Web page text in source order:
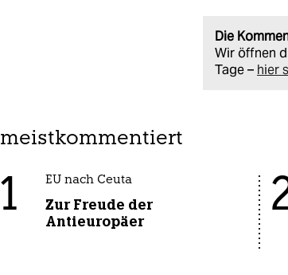
Die
Wir öffnen
Tage – hier
meistkommentiert
1 EU nach Ceuta
Zur Freude der
Antieuropäer